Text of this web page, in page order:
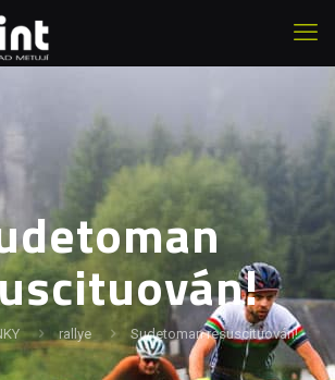
rallye Sudetoman resuscituován!